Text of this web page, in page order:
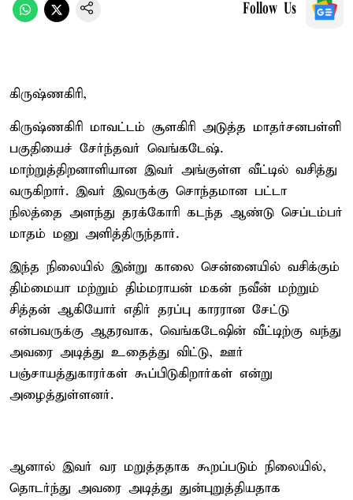
Follow Us
கிருஷ்ணகிரி,
கிருஷ்ணகிரி மாவட்டம் சூளகிரி அடுத்த மாதர்சனபள்ளி
பகுதியைச் சேர்ந்தவர் வெங்கடேஷ்.
மாற்றுத்திறனாளியான இவர் அங்குள்ள வீட்டில் வசித்து
வருகிறார். இவர் இவருக்கு சொந்தமான பட்டா
நிலத்தை அளந்து தரக்கோரி கடந்த ஆண்டு செப்டம்பர்
மாதம் மனு அளித்திருந்தார்.
இந்த நிலையில் இன்று காலை சென்னையில் வசிக்கும்
திம்மையா மற்றும் திம்மராயன் மகன் நவீன் மற்றும்
சித்தன் ஆகியோர் எதிர் தரப்பு காரரான சேட்டு
என்பவருக்கு ஆதரவாக, வெங்கடேஷின் வீட்டிற்கு வந்து
அவரை அடித்து உதைத்து விட்டு, ஊர்
பஞ்சாயத்துகாரர்கள் கூப்பிடுகிறார்கள் என்று
அழைத்துள்ளனர்.
ஆனால் இவர் வர மறுத்ததாக கூறப்படும் நிலையில்,
தொடர்ந்து அவரை அடித்து துன்புறுத்தியதாக